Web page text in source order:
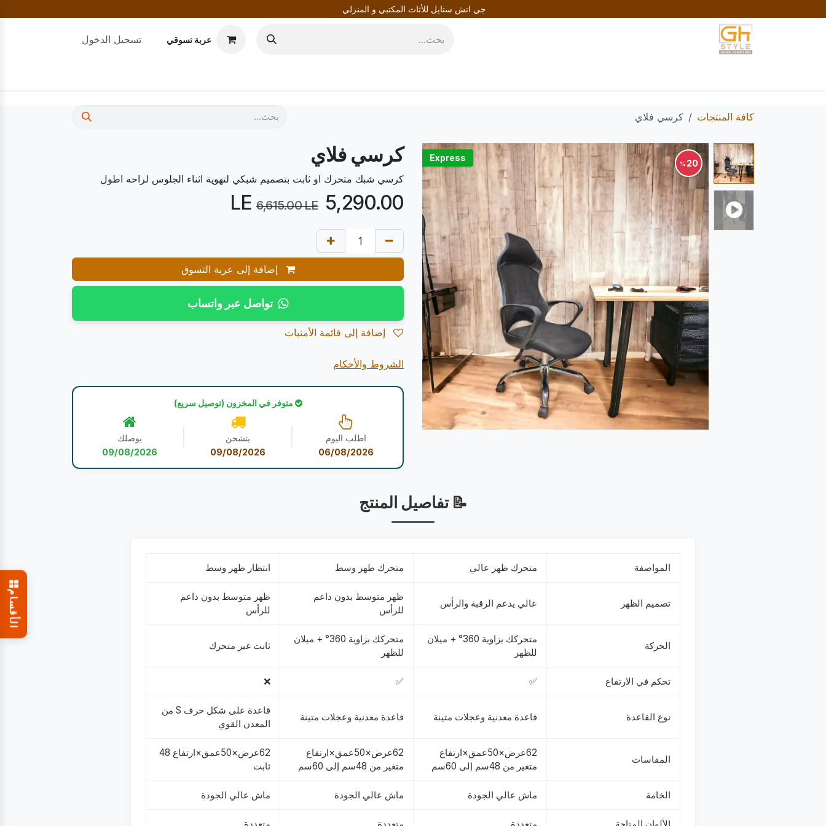
الأقسام
جي اتش ستايل للأثاث المكتبي و المنزلي
عربة تسوقي تسجيل الدخول
كافة المنتجات كرسي فلاي
Express 20
% كرسي فلاي
كرسي شبك متحرك او ثابت بتصميم شبكي لتهوية اثناء الجلوس لراحه اطول
5,290.00
6,615.00LE
إضافة إلى عربة التسوق
تواصل عبر واتساب
الشروط والأحكام
متوفر في المخزون (توصيل سريع)
اطلب اليوم
06/08/2026
يتشحن
09/08/2026
يوصلك
09/08/2026
📝 تفاصيل المنتج
المواصفة متحرك ظهر عالي متحرك ظهر وسط انتظار ظهر وسط
تصميم الظهر عالي يدعم الرقبة والرأس
ظهر متوسط بدون داعم
للرأس
ظهر متوسط بدون داعم
للرأس
الحركة
متحركك بزاوية 360° + ميلان
للظهر
متحركك بزاوية 360° + ميلان
للظهر
ثابت غير متحرك
تحكم في الارتفاع ✅
✅
❌
نوع القاعدة قاعدة معدنية وعجلات متينة قاعدة معدنية وعجلات متينة
قاعدة على شكل حرف S من
المعدن القوي
المقاسات
62عرض×50عمق×ارتفاع
متغير من 48سم إلى 60سم
62عرض×50عمق×ارتفاع
متغير من 48سم إلى 60سم
62عرض×50عمق×ارتفاع 48
ثابت
الخامة ماش عالي الجودة ماش عالي الجودة ماش عالي الجودة